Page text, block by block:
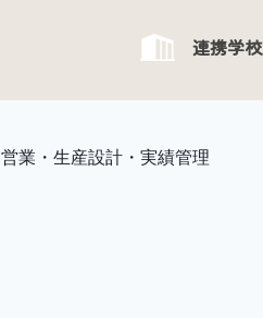
連携学校
営業・生産設計・実績管理